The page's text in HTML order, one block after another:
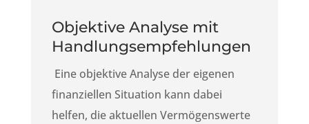
Objektive Analyse mit
Handlungsempfehlungen
Eine objektive Analyse der eigenen
finanziellen Situation kann dabei
helfen, die aktuellen Vermögenswerte